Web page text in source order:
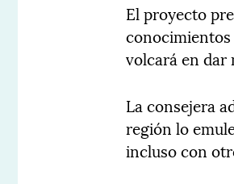
El proyecto
volcará en dar
La consejera
región lo
incluso con